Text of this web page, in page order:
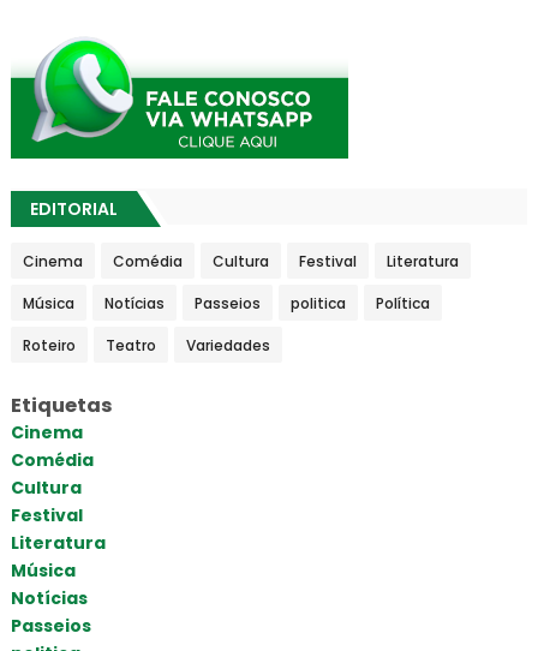
EDITORIAL
Cinema Comédia Cultura Festival Literatura
Música Notícias Passeios politica Política
Roteiro Teatro Variedades
Etiquetas
Cinema
Comédia
Cultura
Festival
Literatura
Música
Notícias
Passeios